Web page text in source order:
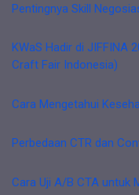
Pentingnya Skill
KWaS Hadir di JIFFINA
Craft Fair Indonesia)
Cara Mengetahui
Perbedaan CTR dan
Cara Uji A/B CTA untuk